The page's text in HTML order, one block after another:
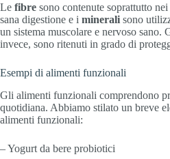
Le fibre sono contenute soprattutto
sana digestione e i minerali sono
un sistema muscolare e nervoso sano.
invece, sono ritenuti in grado di
Esempi di alimenti funzionali
Gli alimenti funzionali comprendono
quotidiana. Abbiamo stilato un breve
alimenti funzionali:
– Yogurt da bere probiotici